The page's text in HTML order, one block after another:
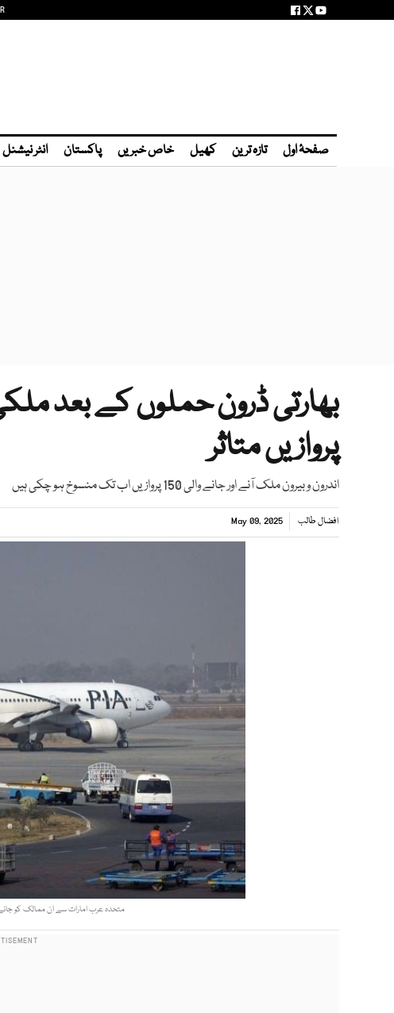
صفحۂ اول تازہ ترین کھیل خاص خبریں پاکستان انٹر نیشنل
پروازیں متاثر
اندرون و بیرون ملک آنے اور جانے والی 150 پروازیں اب تک منسوخ ہو چکی ہیں
افضال طالب May 09, 2025
متحدہ عرب امارات سے ان ممالک کو جانے